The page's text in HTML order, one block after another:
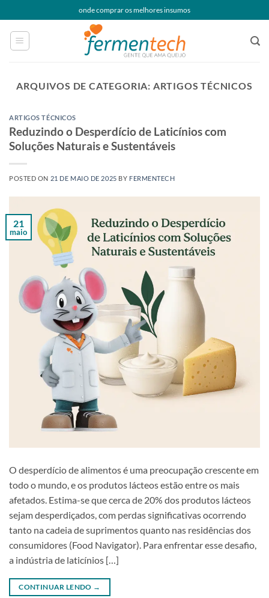
to
content
onde comprar os melhores insumos
ARQUIVOS DE CATEGORIA: ARTIGOS TÉCNICOS
ARTIGOS TÉCNICOS
Reduzindo o Desperdício de Laticínios com
Soluções Naturais e Sustentáveis
POSTED ON 21 DE MAIO DE 2025 BY FERMENTECH
21
maio
O desperdício de alimentos é uma preocupação crescente em
todo o mundo, e os produtos lácteos estão entre os mais
afetados. Estima-se que cerca de 20% dos produtos lácteos
sejam desperdiçados, com perdas significativas ocorrendo
tanto na cadeia de suprimentos quanto nas residências dos
consumidores (Food Navigator). Para enfrentar esse desafio,
a indústria de laticínios […]
CONTINUAR LENDO →